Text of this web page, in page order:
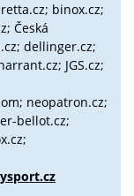
binox.cz;
Česká
dellinger.cz;
JGS.cz;
neopatron.cz;
bellot.cz;